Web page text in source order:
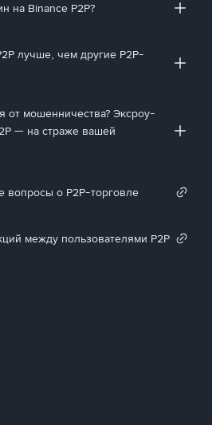
на Binance P2P?
лучше, чем другие P2P-
от мошенничества? Эксроу-
— на страже вашей
вопросы о P2P-торговле
между пользователями P2P